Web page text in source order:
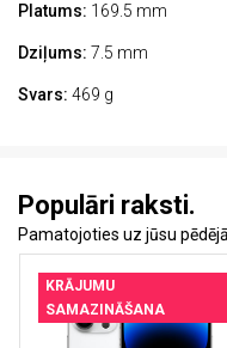
Platums: 169.5 mm
Dziļums: 7.5 mm
Svars: 469 g
Populāri raksti.
Pamatojoties uz jūsu
KRĀJUMU
SAMAZINĀŠANA